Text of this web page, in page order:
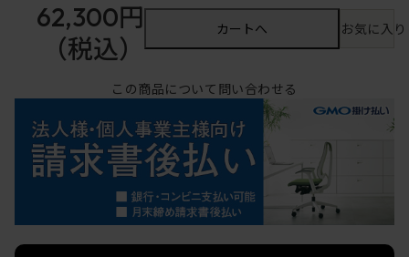
62,300円
（税込）
カートへ お気に入
この商品について問い合わせる